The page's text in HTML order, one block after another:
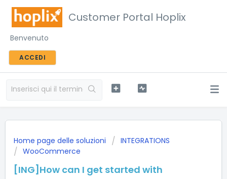
Customer Portal Hoplix
Benvenuto
ACCEDI
Home page delle soluzioni
INTEGRATIONS
WooCommerce
[ING]How can I get started with